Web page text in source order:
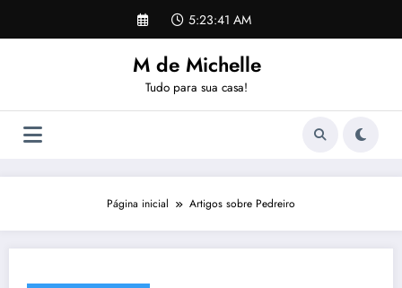
o
5:23:41 AM
M de Michelle
Tudo para sua casa!
Página inicial Artigos sobre Pedreiro